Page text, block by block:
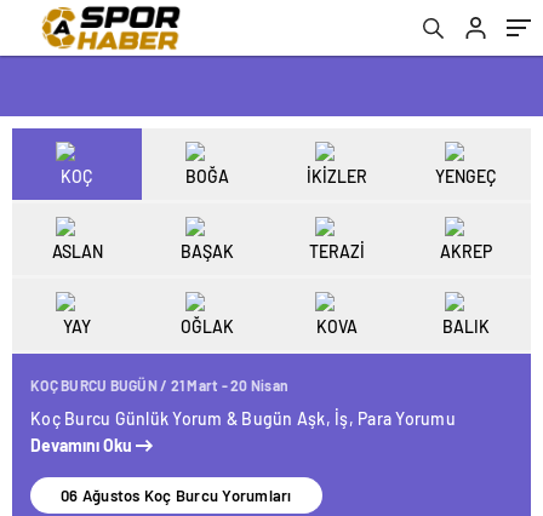
KOÇ BOĞA İKİZLER YENGEÇ
ASLAN BAŞAK TERAZİ AKREP
YAY OĞLAK KOVA BALIK
KOÇ BURCU BUGÜN / 21 Mart - 20 Nisan
Koç Burcu Günlük Yorum & Bugün Aşk, İş, Para Yorumu
Devamını Oku
06 Ağustos Koç Burcu Yorumları